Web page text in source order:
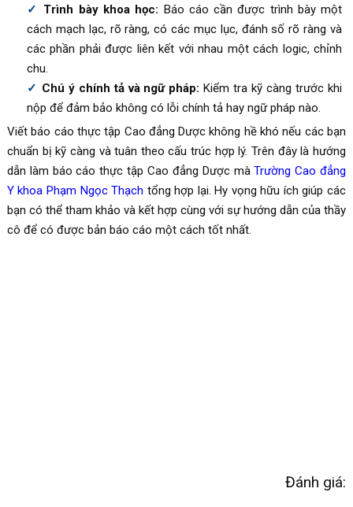
Trình bày khoa học: Báo cáo cần được trình bày một
cách mạch lạc, rõ ràng, có các mục lục, đánh số rõ ràng và
các phần phải được liên kết với nhau một cách logic, chỉnh
chu.
Chú ý chính tả và ngữ pháp: Kiểm tra kỹ càng trước khi
nộp để đảm bảo không có lỗi chính tả hay ngữ pháp nào.
Viết báo cáo thực tập Cao đẳng Dược không hề khó nếu các bạn
chuẩn bị kỹ càng và tuân theo cấu trúc hợp lý. Trên đây là hướng
dẫn làm báo cáo thực tập Cao đẳng Dược màTrường Cao đẳng
Y khoa Phạm Ngọc Thạch tổng hợp lại. Hy vọng hữu ích giúp các
bạn có thể tham khảo và kết hợp cùng với sự hướng dẫn của thầy
cô để có được bản báo cáo một cách tốt nhất.
Đánh giá: